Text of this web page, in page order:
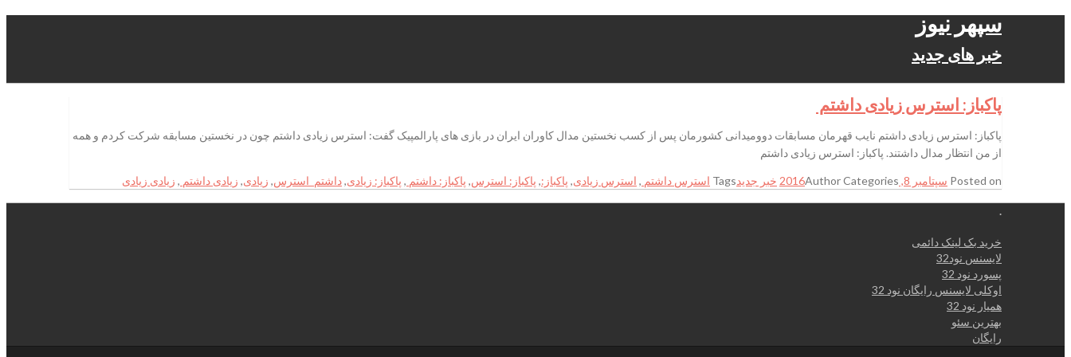
سپهر نیوز
خبر های جدید
پاکباز: استرس زیادی داشتم
پاکباز: استرس زیادی داشتم نایب قهرمان مسابقات دوومیدانی کشورمان پس از کسب نخستین مدال کاوران ایران در بازی های پارالمپیک گفت: استرس زیادی داشتم چون در نخستین مسابقه شرکت کردم و همه
از من انتظار مدال داشتند. پاکباز: استرس زیادی داشتم
Posted on سپتامبر 8, 2016 AuthorCategories خبر جدیدTags استرس داشتم , استرس زیادی, پاکباز:, پاکباز: استرس, پاکباز: داشتم , پاکباز: زیادی,داشتم استرس, زیادی, زیادی داشتم , زیادی زیادی
.
خرید بک لینک دائمی
لایسنس نود32
پسورد نود 32
اوکلی لایسنس رایگان نود 32
همیار نود 32
بهترین سئو
رایگان